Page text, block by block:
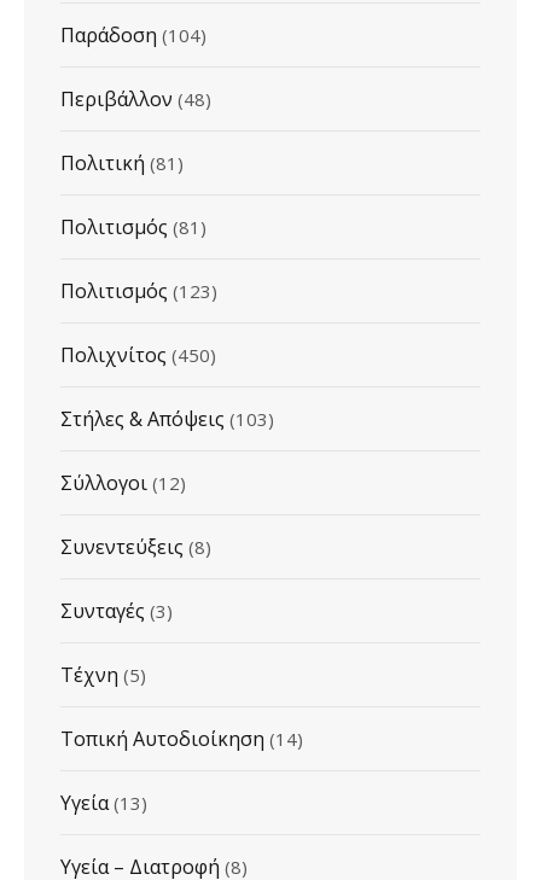
Παράδοση (104)
Περιβάλλον (48)
Πολιτική (81)
Πολιτισμός (81)
Πολιτισμός (123)
Πολιχνίτος (450)
Στήλες & Απόψεις (103)
Σύλλογοι (12)
Συνεντεύξεις (8)
Συνταγές (3)
Τέχνη (5)
Τοπική Αυτοδιοίκηση (14)
Υγεία (13)
Υγεία – Διατροφή (8)